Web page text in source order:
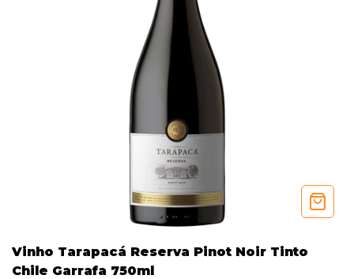
Vinho Tarapacá Reserva Pinot Noir Tinto
Chile Garrafa 750ml